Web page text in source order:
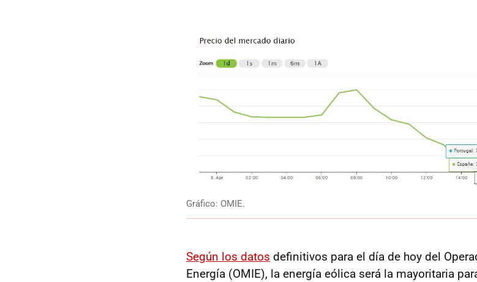
Gráfico: OMIE.
Según los datos definitivos para el día de hoy del
Energía (OMIE), la energía eólica será la mayoritaria